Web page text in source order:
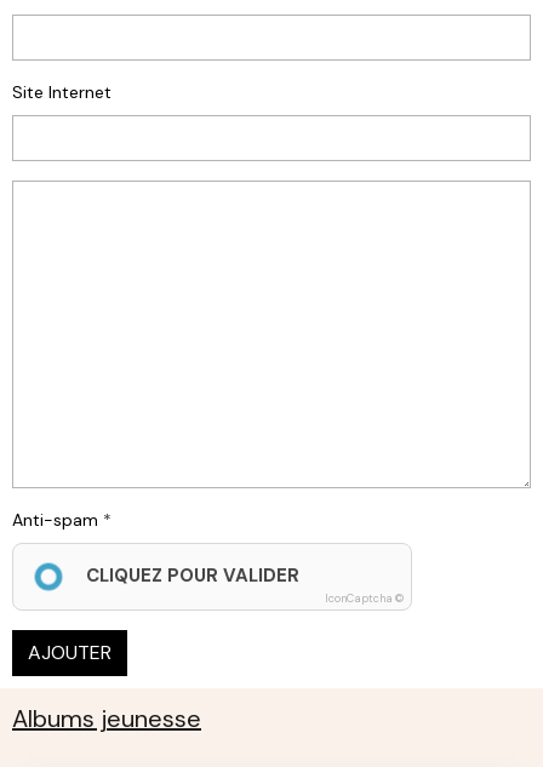
Site Internet
Anti-spam
CLIQUEZ POUR VALIDER
IconCaptcha ©
AJOUTER
Albums jeunesse